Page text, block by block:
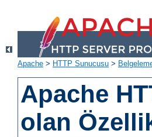
Apache > HTTP Sunucusu >
Apache
olan